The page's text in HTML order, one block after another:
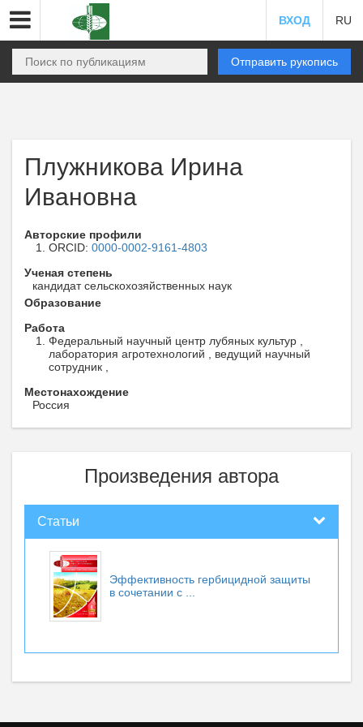
ВХОД RU
Отправить рукопись
Плужникова Ирина
Ивановна
Авторские профили
ORCID: 0000-0002-9161-4803
Ученая степень
кандидат сельскохозяйственных наук
Образование
Работа
Федеральный научный центр лубяных культур ,
лаборатория агротехнологий , ведущий научный
сотрудник ,
Местонахождение
Россия
Произведения автора
Статьи
Эффективность гербицидной защиты
в сочетании с ...